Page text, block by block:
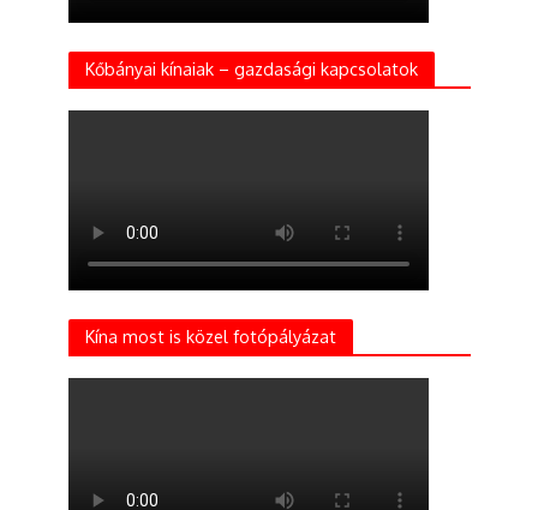
Kőbányai kínaiak – gazdasági kapcsolatok
Kína most is közel fotópályázat